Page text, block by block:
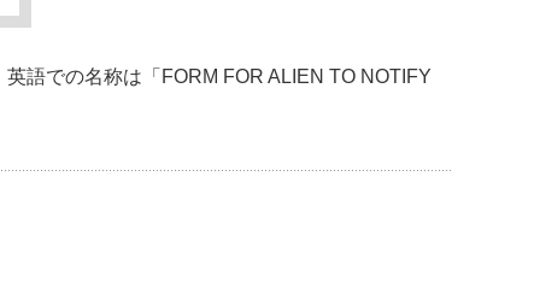
語での名称は「FORM FOR ALIEN TO NOTIFY